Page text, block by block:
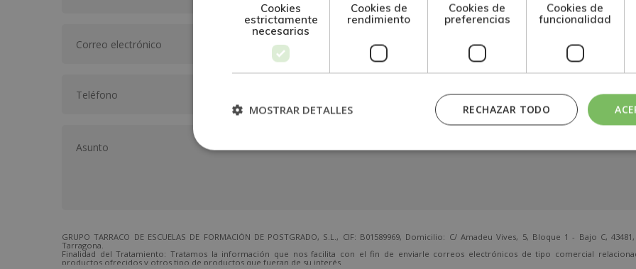
GRUPO TARRACO DE ESCUELAS DE FORMACIÓN DE POSTGRADO, S.L., CIF: B01589969, Domicilio: C/ Amadeu Vives, 5, Bloque 1 - Bajo C,
Tarragona.
Finalidad del Tratamiento: Tratamos la información que nos facilita con el fin de enviarle correos electrónicos de tipo comercial
productos ofrecidos y otros tipo de productos que fueran de su interés.
Cookies
estrictamente
necesarias
Cookies de
rendimiento
Cookies de
preferencias
Cookies de
funcionalidad
RECHAZAR TODO
MOSTRAR DETALLES